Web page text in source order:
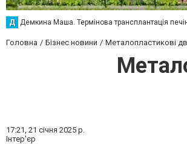
Д Демкина Маша. Термінова трансплантація
Головна Бізнес новини Металопластикові
17:21, 21 січня 2025 р.
Інтер'єр